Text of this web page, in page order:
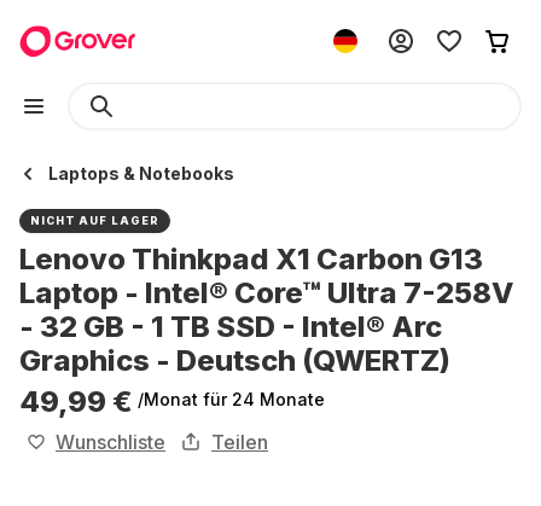
Laptops & Notebooks
NICHT AUF LAGER
Lenovo Thinkpad X1 Carbon G13
Laptop - Intel® Core™ Ultra 7-258V
- 32 GB - 1 TB SSD - Intel® Arc
Graphics - Deutsch (QWERTZ)
49,99 € /Monat für 24 Monate
Wunschliste Teilen